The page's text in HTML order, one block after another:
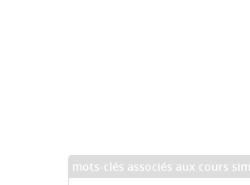
mots-clés associés aux cours